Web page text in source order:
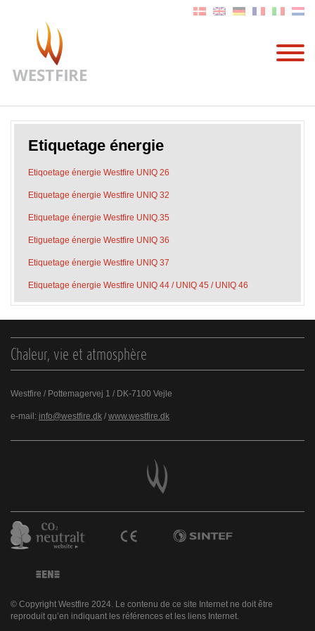
Etiquetage énergie
Etiqoetage énergie Westfire UNIQ 26
Etiquetage énergie Westfire UNIQ 32
Etiquetage énergie Westfire UNIQ.35
Etiguetage énergie Westfire UNIQ 36
Etiquetage énergie Westfire UNIQ 37
Etiquetage énergie Westfire UNIQ 44 / UNIQ 45 / UNIQ 46
Chaleur, vie et atmosphère
Westfire / Pottemagervej 1 / DK-7100 Vejle
e-mail: info@westfire.dk / www.westfire.dk
© Copyright Westfire 2024. Le contenu de ce site Internet ne doit être
reproduit qu’en indiquant les références et les liens Internet.